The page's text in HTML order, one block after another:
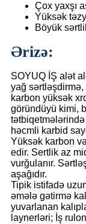
Çox yaxşı
Yüksək
Böyük
Ərizə:
SOYUQ İŞ alət
yağ sərtləşdirmə,
karbon yüksək
göründüyü kimi,
tətbiqetmələrində
həcmli karbid
Yüksək karbon
edir. Sertlik az
vurğulanır.
aşağıdır.
Tipik istifadə
əmələ gətirmə
yuvarlanan
laynerləri; İş